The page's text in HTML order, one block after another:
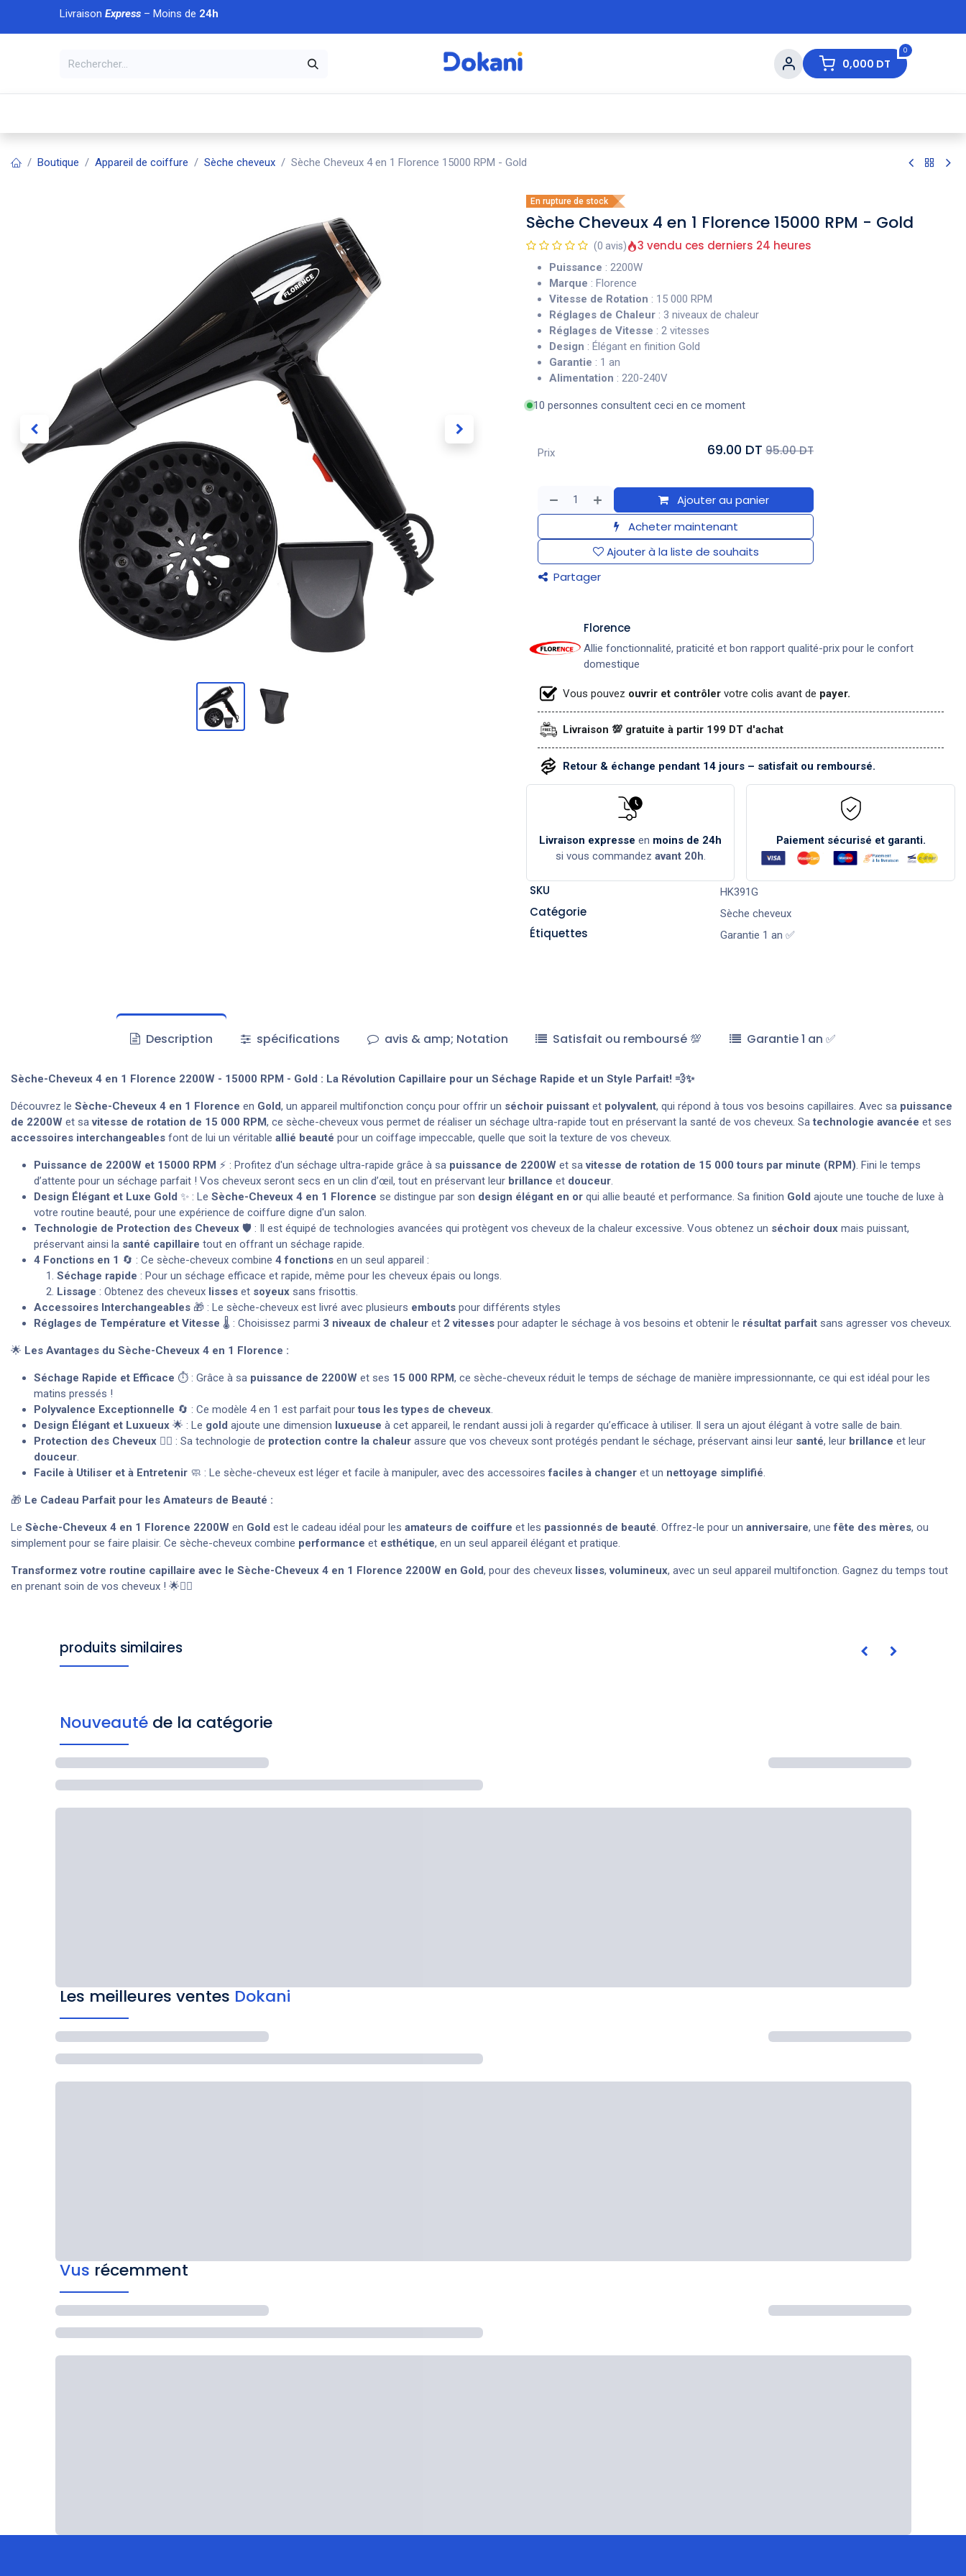
Se rendre au contenu
Livraison Express– Moins de 24h
0
0,000 DT
À DÉCOUVRIR
Boutique Appareil de coiffure Sèche cheveux Sèche Cheveux 4 en 1 Florence 15000 RPM - Gold
En rupture de stock
Sèche Cheveux 4 en 1 Florence 15000 RPM - Gold
(0 avis) 3 vendu ces derniers 24 heures
Puissance : 2200W
Marque : Florence
Vitesse de Rotation : 15 000 RPM
Réglages de Chaleur : 3 niveaux de chaleur
Réglages de Vitesse : 2 vitesses
Design : Élégant en finition Gold
Garantie : 1 an
Alimentation : 220-240V
10 personnes consultent ceci en ce moment
Ajouter au panier
Acheter maintenant
Ajouter à la liste de souhaits
Partager
Prix 69.00 DT 95.00 DT
​Florence
Allie fonctionnalité, praticité et bon rapport qualité-prix pour le confort
domestique
Vous pouvez ouvrir et contrôler votre colis avant de payer.
Livraison 💯 gratuite à partir 199 DT d'achat
Retour & échange pendant 14 jours – satisfait ou remboursé.
Livraison expresse en moins de 24h
si vous commandez avant 20h.
Paiement sécurisé et garanti.
SKU HK391G
Catégorie Sèche cheveux
Étiquettes Garantie 1 an ✅
Description spécifications avis & amp; Notation Satisfait ou remboursé 💯 Garantie 1 an ✅
Sèche-Cheveux 4 en 1 Florence 2200W - 15000 RPM - Gold : La Révolution Capillaire pour un Séchage Rapide et un Style Parfait! 💨✨
Découvrez le Sèche-Cheveux 4 en 1 Florence en Gold, un appareil multifonction conçu pour offrir un séchoir puissant et polyvalent, qui répond à tous vos besoins capillaires. Avec sa puissance
de 2200W et savitesse de rotation de 15 000 RPM, ce sèche-cheveux vous permet de réaliser un séchage ultra-rapide tout en préservant la santé de vos cheveux. Satechnologie avancée et ses
accessoires interchangeables font de lui un véritable allié beauté pour un coiffage impeccable, quelle que soit la texture de vos cheveux.
Puissance de 2200W et 15000 RPM ⚡ : Profitez d'un séchage ultra-rapide grâce à sa puissance de 2200W et savitesse de rotation de 15 000 tours par minute (RPM). Fini le temps
d’attente pour un séchage parfait ! Vos cheveux seront secs en un clin d’œil, tout en préservant leur brillance et douceur.
Design Élégant et Luxe Gold ✨ : Le Sèche-Cheveux 4 en 1 Florence se distingue par son design élégant en or qui allie beauté et performance. Sa finition Gold ajoute une touche de luxe à
votre routine beauté, pour une expérience de coiffure digne d'un salon.
Technologie de Protection des Cheveux 🛡️ : Il est équipé de technologies avancées qui protègent vos cheveux de la chaleur excessive. Vous obtenez un séchoir doux mais puissant,
préservant ainsi la santé capillaire tout en offrant un séchage rapide.
4 Fonctions en 1 🔄 : Ce sèche-cheveux combine 4 fonctions en un seul appareil :
Séchage rapide : Pour un séchage efficace et rapide, même pour les cheveux épais ou longs.
Lissage : Obtenez des cheveux lisses et soyeux sans frisottis.
Accessoires Interchangeables 🎁 : Le sèche-cheveux est livré avec plusieurs embouts pour différents styles
Réglages de Température et Vitesse 🌡️ : Choisissez parmi 3 niveaux de chaleur et 2 vitesses pour adapter le séchage à vos besoins et obtenir le résultat parfait sans agresser vos cheveux.
🌟 Les Avantages du Sèche-Cheveux 4 en 1 Florence :
Séchage Rapide et Efficace ⏱️ : Grâce à sa puissance de 2200W et ses 15 000 RPM, ce sèche-cheveux réduit le temps de séchage de manière impressionnante, ce qui est idéal pour les
matins pressés !
Polyvalence Exceptionnelle 🔄 : Ce modèle 4 en 1 est parfait pourtous les types de cheveux.
Design Élégant et Luxueux 🌟 : Le gold ajoute une dimension luxueuse à cet appareil, le rendant aussi joli à regarder qu’efficace à utiliser. Il sera un ajout élégant à votre salle de bain.
Protection des Cheveux 💇‍♀️ : Sa technologie de protection contre la chaleur assure que vos cheveux sont protégés pendant le séchage, préservant ainsi leur santé, leur brillance et leur
douceur.
Facile à Utiliser et à Entretenir 🧼 : Le sèche-cheveux est léger et facile à manipuler, avec des accessoiresfaciles à changer et un nettoyage simplifié.
🎁 Le Cadeau Parfait pour les Amateurs de Beauté :
Le Sèche-Cheveux 4 en 1 Florence 2200W en Gold est le cadeau idéal pour les amateurs de coiffure et les passionnés de beauté. Offrez-le pour un anniversaire, unefête des mères, ou
simplement pour se faire plaisir. Ce sèche-cheveux combine performance et esthétique, en un seul appareil élégant et pratique.
Transformez votre routine capillaire avec le Sèche-Cheveux 4 en 1 Florence 2200W en Gold, pour des cheveux lisses,volumineux, avec un seul appareil multifonction. Gagnez du temps tout
en prenant soin de vos cheveux ! 🌟💇‍♀️
produits similaires
Nouveauté de la catégorie
Les meilleures ventes Dokani
Vus récemment